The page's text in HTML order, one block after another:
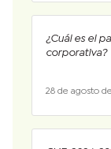
¿Cuál es el
corporativa?
28 de agosto